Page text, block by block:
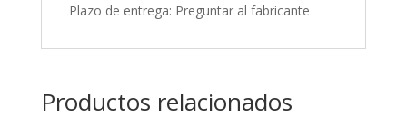
Plazo de entrega: Preguntar al fabricante
Productos relacionados